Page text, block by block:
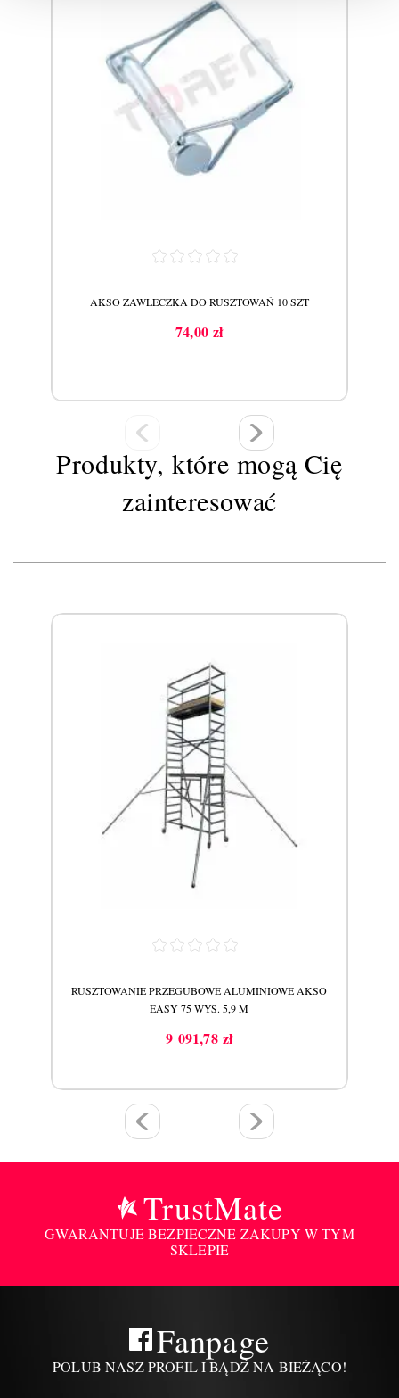
AKSO ZAWLECZKA DO RUSZTOWAŃ 10 SZT
Cena
74,00 zł
Produkty, które mogą Cię
zainteresować
RUSZTOWANIE PRZEGUBOWE ALUMINIOWE AKSO
EASY 75 WYS. 5,9 M
Cena
9 091,78 zł
TrustMate
GWARANTUJE BEZPIECZNE ZAKUPY W TYM
SKLEPIE
Fanpage
POLUB NASZ PROFIL I BĄDŹ NA BIEŻĄCO!